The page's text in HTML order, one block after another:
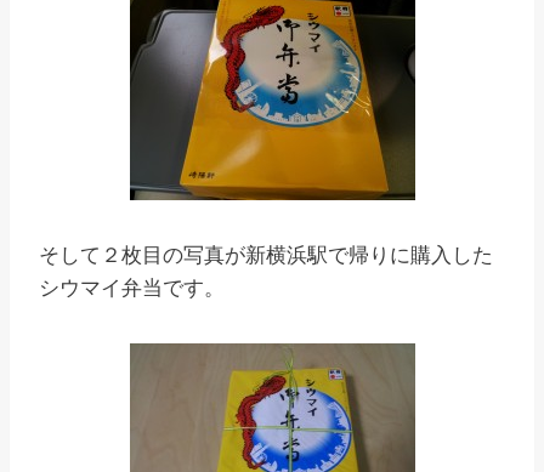
そして２枚目の写真が新横浜駅で帰りに購入した
シウマイ弁当です。